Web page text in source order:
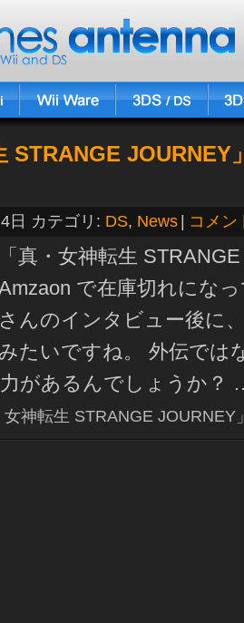
STRANGE
日 カテゴリ: DS, News コメン
「真・女神転生
で在庫切れにな
さんのインタビュー後に
みたいですね。 外伝では
があるんでしょうか？
女神転生 STRANGE